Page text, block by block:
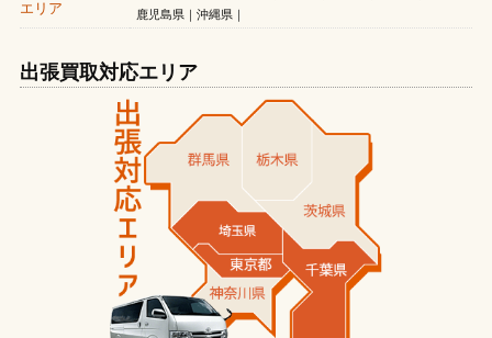
エリア
鹿児島県
沖縄県
出張買取対応エリア